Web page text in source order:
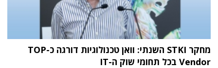
מחקר STKI השנתי: וואן טכנולוגיות דורגה כ-TOP
Vendor בכל תחומי שוק ה-IT